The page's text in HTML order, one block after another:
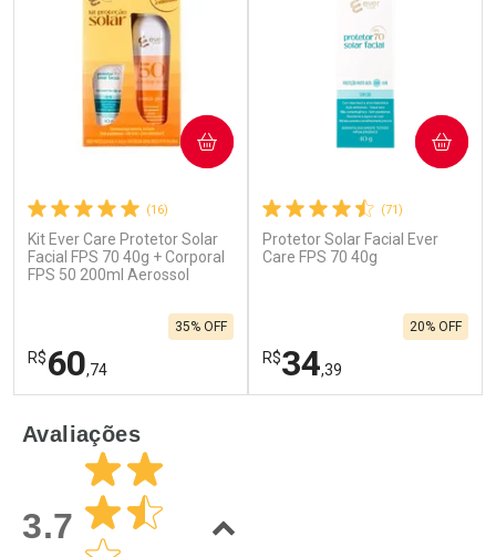
(16)
Kit Ever Care Protetor Solar
Facial FPS 70 40g + Corporal
FPS 50 200ml Aerossol
R$60,74
35% OFF
COMPRAR
Laboratório
Por Menos
(71)
Protetor Solar Facial Ever
Care FPS 70 40g
R$34,39
20% OFF
COMPRAR
Avaliações
3.7